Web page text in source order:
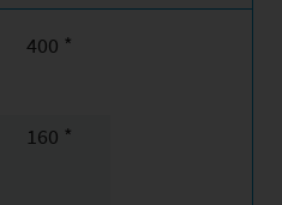
400 *
160 *